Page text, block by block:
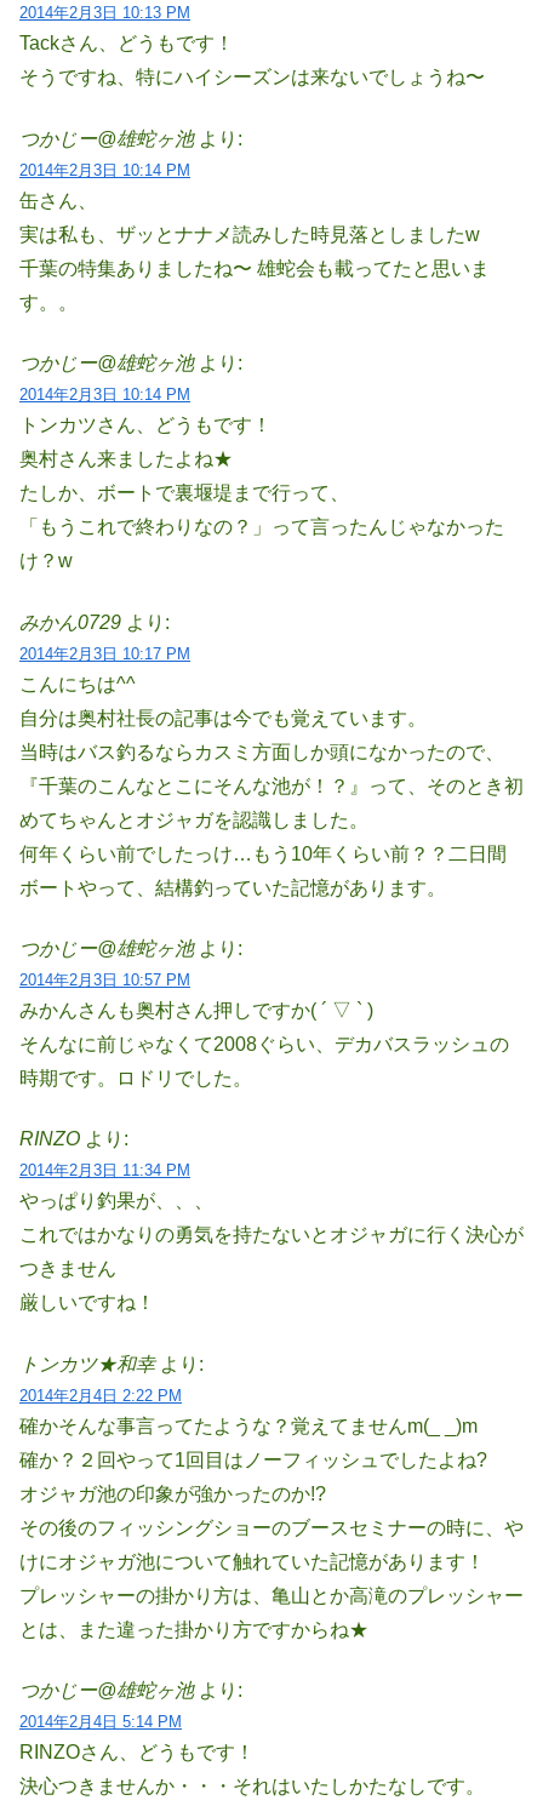
2014年2月3日 10:13 PM
Tackさん、どうもです！
そうですね、特にハイシーズンは来ないでしょうね〜
つかじー@雄蛇ヶ池 より:
2014年2月3日 10:14 PM
缶さん、
実は私も、ザッとナナメ読みした時見落としましたw
千葉の特集ありましたね〜 雄蛇会も載ってたと思いま
す。。
つかじー@雄蛇ヶ池 より:
2014年2月3日 10:14 PM
トンカツさん、どうもです！
奥村さん来ましたよね★
たしか、ボートで裏堰堤まで行って、
「もうこれで終わりなの？」って言ったんじゃなかった
け？w
みかん0729 より:
2014年2月3日 10:17 PM
こんにちは^^
自分は奥村社長の記事は今でも覚えています。
当時はバス釣るならカスミ方面しか頭になかったので、
『千葉のこんなとこにそんな池が！？』って、そのとき初
めてちゃんとオジャガを認識しました。
何年くらい前でしたっけ…もう10年くらい前？？二日間
ボートやって、結構釣っていた記憶があります。
つかじー@雄蛇ヶ池 より:
2014年2月3日 10:57 PM
みかんさんも奥村さん押しですか( ´ ▽ ` )
そんなに前じゃなくて2008ぐらい、デカバスラッシュの
時期です。ロドリでした。
RINZO より:
2014年2月3日 11:34 PM
やっぱり釣果が、、、
これではかなりの勇気を持たないとオジャガに行く決心が
つきません
厳しいですね！
トンカツ★和幸 より:
2014年2月4日 2:22 PM
確かそんな事言ってたような？覚えてませんm(_ _)m
確か？２回やって1回目はノーフィッシュでしたよね?
オジャガ池の印象が強かったのか!?
その後のフィッシングショーのブースセミナーの時に、や
けにオジャガ池について触れていた記憶があります！
プレッシャーの掛かり方は、亀山とか高滝のプレッシャー
とは、また違った掛かり方ですからね★
つかじー@雄蛇ヶ池 より:
2014年2月4日 5:14 PM
RINZOさん、どうもです！
決心つきませんか・・・それはいたしかたなしです。